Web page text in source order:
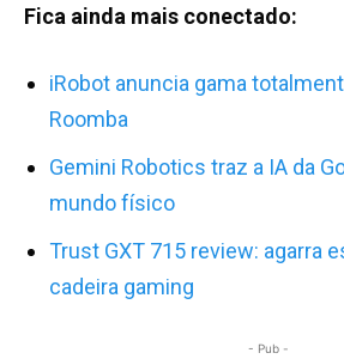
Fica ainda mais conectado:
iRobot anuncia gama
Roomba
Gemini Robotics traz a IA da
mundo físico
Trust GXT 715 review: agarra
cadeira gaming
- Pub -